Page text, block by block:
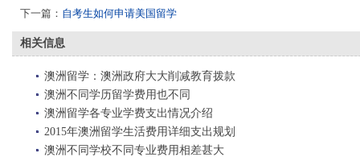
下一篇： 自考生如何申请美国留学
相关信息
澳洲留学：澳洲政府大大削减教育拨款
澳洲不同学历留学费用也不同
澳洲留学各专业学费支出情况介绍
2015年澳洲留学生活费用详细支出规划
澳洲不同学校不同专业费用相差甚大